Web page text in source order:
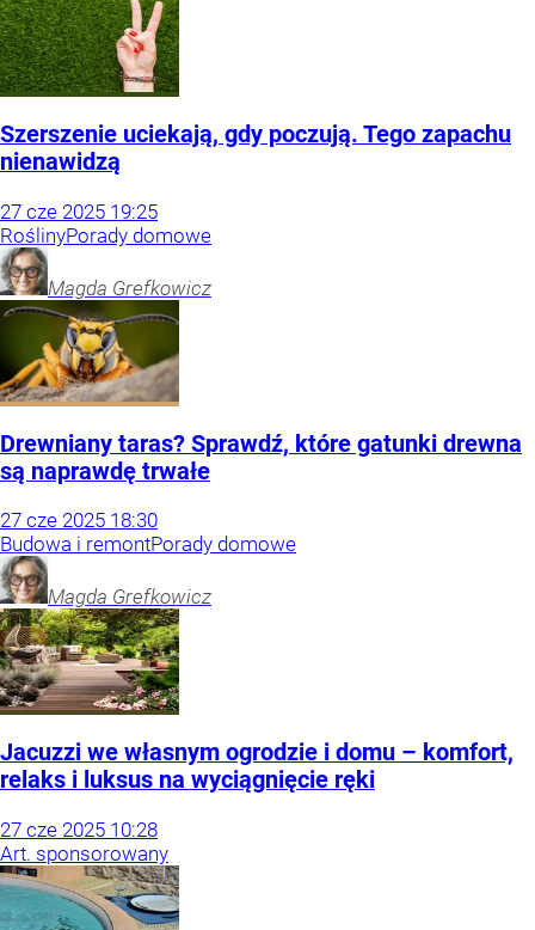
Szerszenie uciekają, gdy poczują. Tego zapachu
nienawidzą
27 cze 2025 19:25
RoślinyPorady domowe
Magda Grefkowicz
Drewniany taras? Sprawdź, które gatunki drewna
są naprawdę trwałe
27 cze 2025 18:30
Budowa i remontPorady domowe
Magda Grefkowicz
Jacuzzi we własnym ogrodzie i domu – komfort,
relaks i luksus na wyciągnięcie ręki
27 cze 2025 10:28
Art. sponsorowany